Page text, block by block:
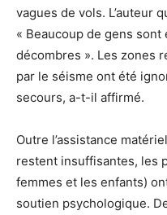
vagues de vols. L’auteur
« Beaucoup de gens
décombres ». Les zones
par le séisme ont été
secours, a-t-il affirmé.
Outre l’assistance
restent insuffisantes, les
femmes et les enfants)
soutien psychologique.